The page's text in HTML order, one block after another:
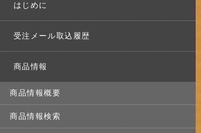
はじめに
受注メール取込履歴
商品情報
商品情報概要
商品情報検索